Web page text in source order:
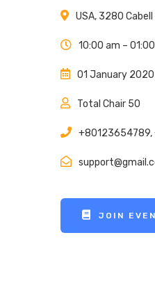
USA, 3280
10:00 am –
01 January 2020
Total Chair 50
JOIN